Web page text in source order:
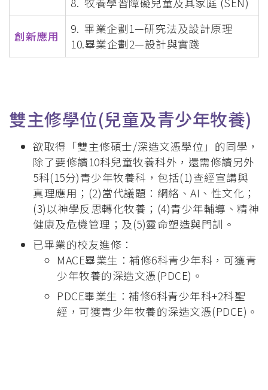
創新應用
9. 畢業企劃1—研究法及設計原理
10.畢業企劃2—設計與實踐
雙主修學位(兒童及青少年牧養)
欲取得「雙主修碩士/深造文憑學位」的同學，
除了要修讀10科兒童牧養科外，還需修讀另外
5科(15分)青少年牧養科，包括(1)查經宣講與
真理應用；(2)當代議題：網絡、AI、性文化；
(3)以神學反思轉化牧養；(4)青少年輔導、精神
健康及危機管理；及(5)靈命塑造與門訓。
已畢業的校友進修：
MACE畢業生：補修6科青少年科，可獲青
少年牧養的深造文憑(PDCE)。
PDCE畢業生：補修6科青少年科+2科聖
經，可獲青少年牧養的深造文憑(PDCE)。